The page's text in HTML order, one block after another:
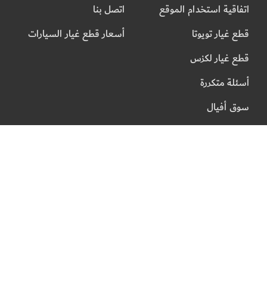
اتفاقية استخدام الموقع
قطع غيار تويوتا
قطع غيار لكزس
أسئلة متكررة
سوق أفيال
اتصل بنا
أسعار قطع غيار السيارات